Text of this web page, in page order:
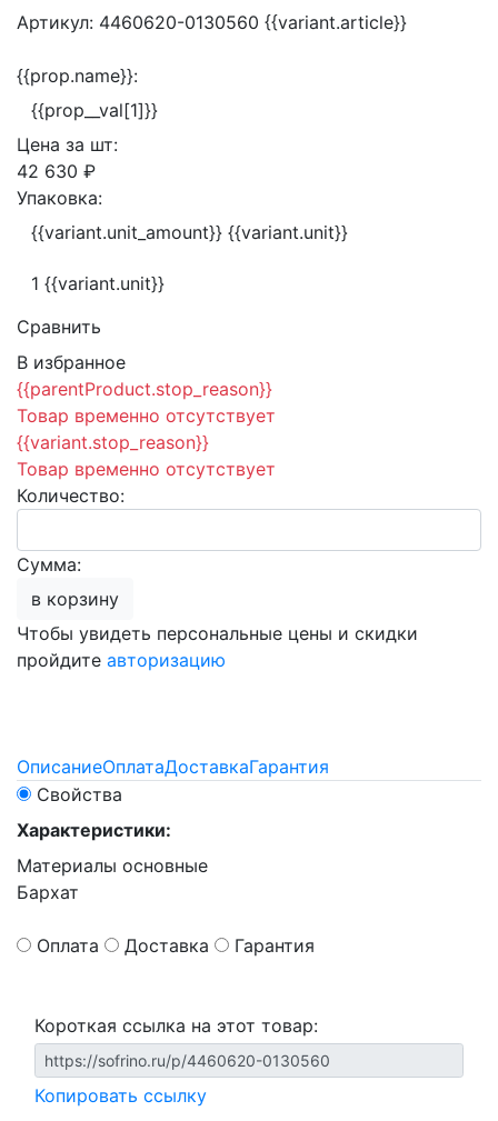
Артикул: 4460620-0130560 {{variant.article}}
{{prop.name}}:
{{prop__val[1]}}
Цена за шт:
42 630 ₽
Упаковка:
{{variant.unit_amount}} {{variant.unit}}
1 {{variant.unit}}
Сравнить
В избранное
{{parentProduct.stop_reason}}
Товар временно отсутствует
{{variant.stop_reason}}
Товар временно отсутствует
Количество:
Сумма:
в корзину
Чтобы увидеть персональные цены и скидки
пройдите авторизацию
ОписаниеОплатаДоставкаГарантия
Свойства
Характеристики:
Материалы основные
Бархат
Оплата Доставка Гарантия
Короткая ссылка на этот товар:
Копировать ссылку